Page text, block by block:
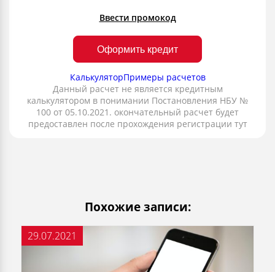
Ввести промокод
Оформить кредит
КалькуляторПримеры расчетов
Данный расчет не является кредитным
калькулятором в понимании Постановления НБУ №
100 от 05.10.2021. окончательный расчет будет
предоставлен после прохождения регистрации тут
Похожие записи:
29.07.2021